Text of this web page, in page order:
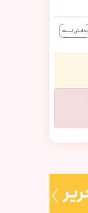
نمایش لیست